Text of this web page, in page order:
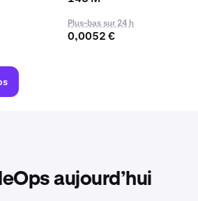
Plus-bas sur 24 h
0,0052 €
aujourd’hui